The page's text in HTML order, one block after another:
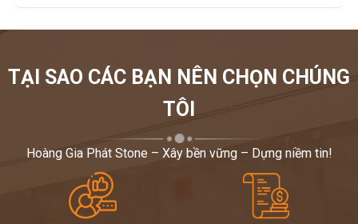
TẠI SAO CÁC BẠN NÊN CHỌN CHÚNG
TÔI
Hoàng Gia Phát Stone – Xây bền vững – Dựng niềm tin!